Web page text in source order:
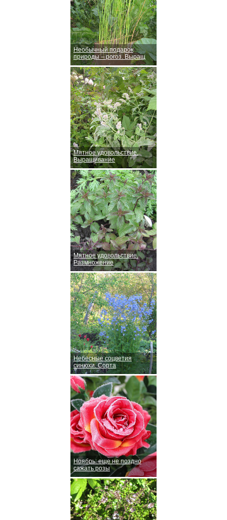
Необычный подарок
природы – рогоз. Выращ
Мятное удовольствие.
Выращивание
Мятное удовольствие.
Размножение
Небесные соцветия
синюхи. Сорта
Ноябрь: еще не поздно
сажать розы